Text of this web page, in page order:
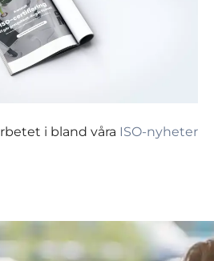
i bland våra ISO-nyheter